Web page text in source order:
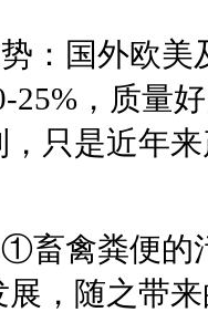
：国外欧美
25%，质量
只是近年
禽粪便的
，随之带